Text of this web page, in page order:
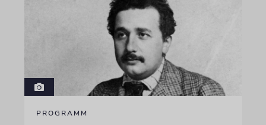
PROGRAMM